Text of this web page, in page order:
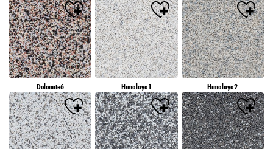
Dolomite6 Himalaya1 Himalaya2